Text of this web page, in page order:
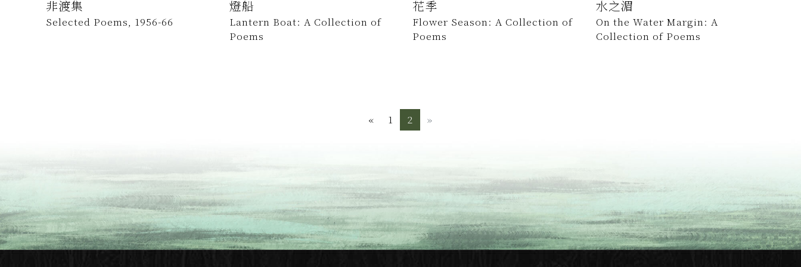
非渡集
Selected Poems, 1956-66
燈船
Lantern Boat: A Collection of
Poems
花季
Flower Season: A Collection of
Poems
水之湄
On the Water Margin: A
Collection of Poems
« Previous
1 2 »